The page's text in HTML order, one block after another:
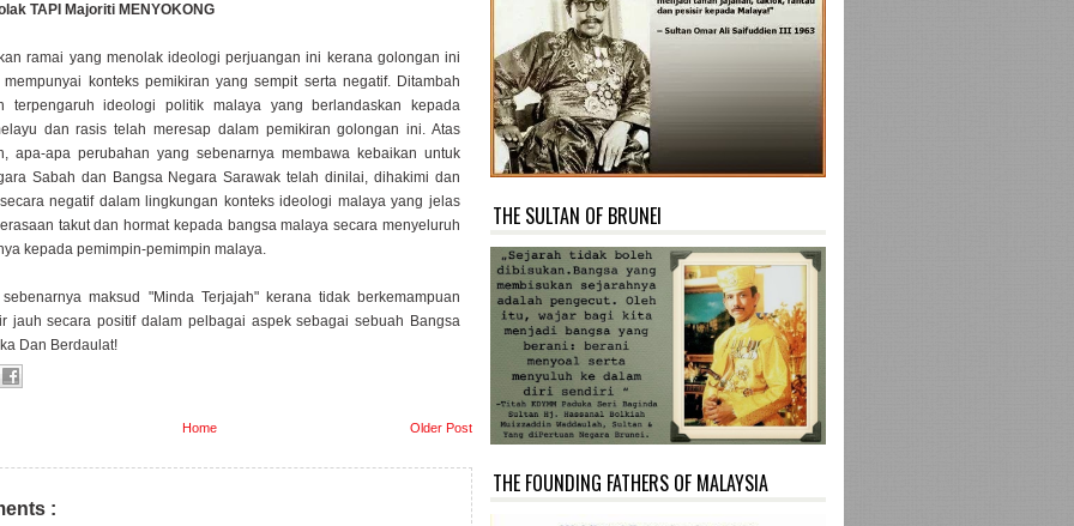
TAPI Majoriti MENYOKONG
ramai yang menolak ideologi perjuangan ini kerana golongan ini
mempunyai konteks pemikiran yang sempit serta negatif. Ditambah
terpengaruh ideologi politik malaya yang berlandaskan kepada
dan rasis telah meresap dalam pemikiran golongan ini. Atas
apa-apa perubahan yang sebenarnya membawa kebaikan untuk
Sabah dan Bangsa Negara Sarawak telah dinilai, dihakimi dan
negatif dalam lingkungan konteks ideologi malaya yang jelas
takut dan hormat kepada bangsa malaya secara menyeluruh
kepada pemimpin-pemimpin malaya.
maksud "Minda Terjajah" kerana tidak berkemampuan
jauh secara positif dalam pelbagai aspek sebagai sebuah Bangsa
Dan Berdaulat!
Older Post
Home
:
THE SULTAN OF BRUNEI
THE FOUNDING FATHERS OF MALAYSIA